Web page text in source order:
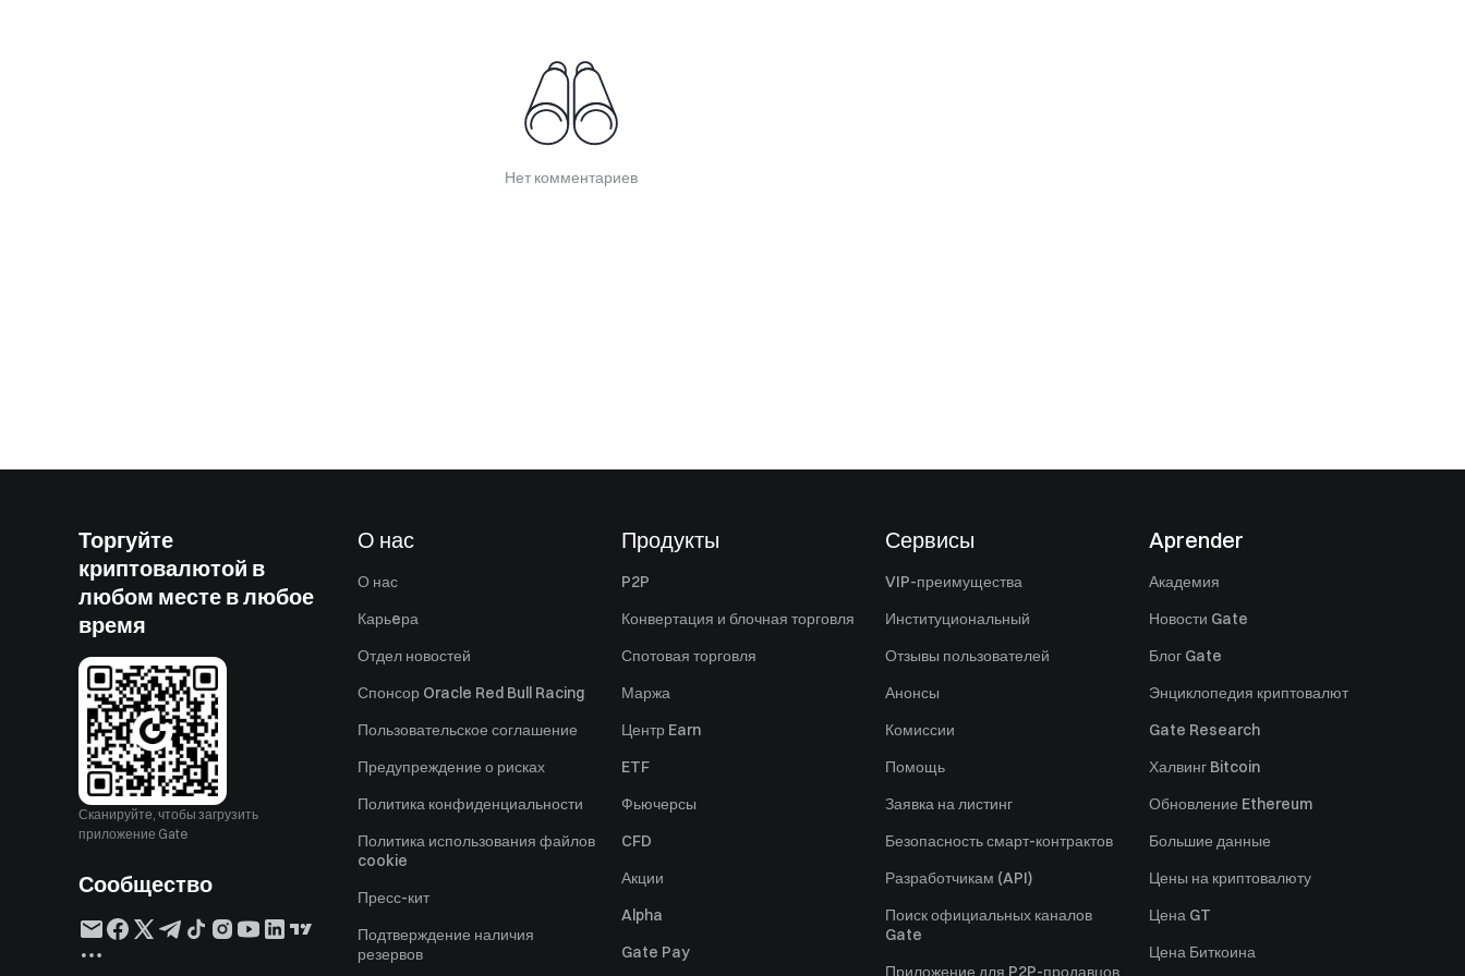
Нет комментариев
Торгуйте
криптовалютой в
любом месте в любое
время
Сканируйте, чтобы загрузить
приложение Gate
Сообщество
О нас
О нас
Карьeра
Отдел новостей
Спонсор Oracle Red Bull Racing
Пользовательское соглашение
Предупреждение о рисках
Политика конфиденциальности
Политика использования файлов
cookie
Пресс-кит
Подтверждение наличия
резервов
Продукты
P2P
Конвертация и блочная торговля
Спотовая торговля
Маржа
Центр Earn
ETF
Фьючерсы
CFD
Акции
Alpha
Gate Pay
Сервисы
VIP-преимущества
Институциональный
Отзывы пользователей
Анонсы
Комиссии
Помощь
Заявка на листинг
Безопасность смарт-контрактов
Разработчикам (API)
Поиск официальных каналов
Gate
Приложение для P2P-продавцов
Aprender
Академия
Новости Gate
Блог Gate
Энциклопедия криптовалют
Gate Research
Халвинг Bitcoin
Обновление Ethereum
Большие данные
Цены на криптовалюту
Цена GT
Цена Биткоина